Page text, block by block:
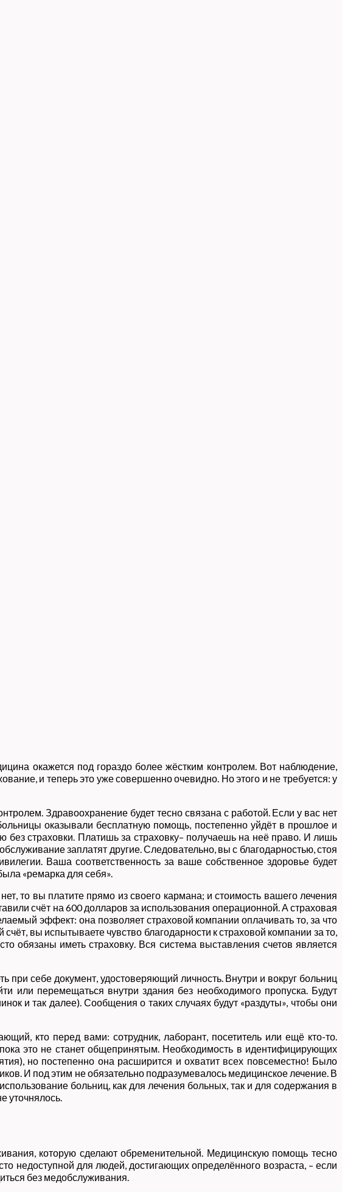
окажется под гораздо более жёстким контролем. Вот наблюдение,
и теперь это уже совершенно очевидно. Но этого и не требуется: у
Здравоохранение будет тесно связана с работой. Если у вас нет
оказывали бесплатную помощь, постепенно уйдёт в прошлое и
без страховки. Платишь за страховку– получаешь на неё право. И лишь
заплатят другие. Следовательно, вы с благодарностью, стоя
Ваша соответственность за ваше собственное здоровье будет
«ремарка для себя».
то вы платите прямо из своего кармана; и стоимость вашего лечения
счёт на 600 долларов за использования операционной. А страховая
эффект: она позволяет страховой компании оплачивать то, за что
вы испытываете чувство благодарности к страховой компании за то,
обязаны иметь страховку. Вся система выставления счетов является
при себе документ, удостоверяющий личность. Внутри и вокруг больниц
или перемещаться внутри здания без необходимого пропуска. Будут
и так далее). Сообщения о таких случаях будут «раздуты», чтобы они
кто перед вами: сотрудник, лаборант, посетитель или ещё кто-то.
это не станет общепринятым. Необходимость в идентифицирующих
но постепенно она расширится и охватит всех повсеместно! Было
И под этим не обязательно подразумевалось медицинское лечение. В
больниц, как для лечения больных, так и для содержания в
уточнялось.
которую сделают обременительной. Медицинскую помощь тесно
недоступной для людей, достигающих определённого возраста, – если
без медобслуживания.